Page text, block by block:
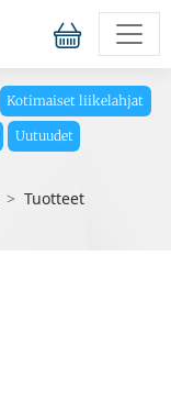
Kotimaiset liikelahjat
Uutuudet
Tuotteet